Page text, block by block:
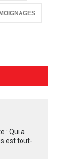
: Qui a
est tout-